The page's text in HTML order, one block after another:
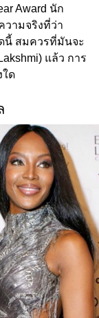
Award นัก
วามจริงที่ว่า
นี้ สมควรที่มันจะ
แล้ว การ
ด